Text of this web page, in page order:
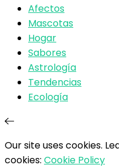
Afectos
Mascotas
Hogar
Sabores
Astrología
Tendencias
Ecología
Our site uses cookies.
cookies: Cookie Policy